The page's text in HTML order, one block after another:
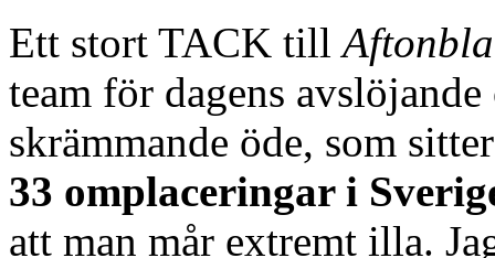
Ett stort TACK till
team för dagens
skrämmande öde, som sitter
33 omplaceringar i
att man mår extremt illa.